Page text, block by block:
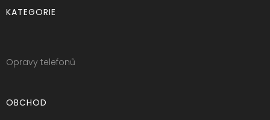
KATEGORIE
Opravy telefonů
OBCHOD